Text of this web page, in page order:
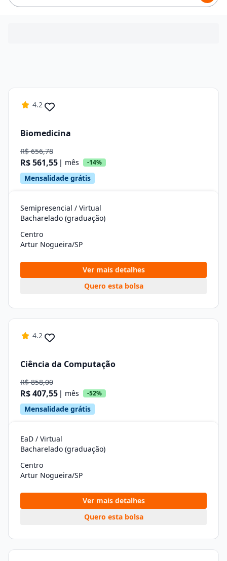
4.2
Biomedicina
R$ 656,78
R$ 561,55 | mês -14%
Mensalidade grátis
Semipresencial / Virtual
Bacharelado (graduação)
Centro
Artur Nogueira/SP
Ver mais detalhes
Quero esta bolsa
4.2
Ciência da Computação
R$ 858,00
R$ 407,55 | mês -52%
Mensalidade grátis
EaD / Virtual
Bacharelado (graduação)
Centro
Artur Nogueira/SP
Ver mais detalhes
Quero esta bolsa